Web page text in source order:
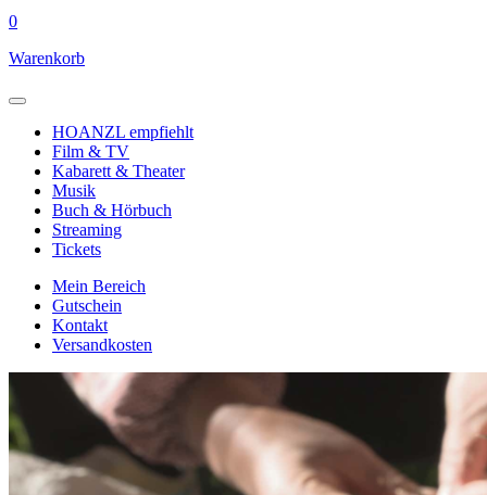
0
Warenkorb
HOANZL empfiehlt
Film & TV
Kabarett & Theater
Musik
Buch & Hörbuch
Streaming
Tickets
Mein Bereich
Gutschein
Kontakt
Versandkosten